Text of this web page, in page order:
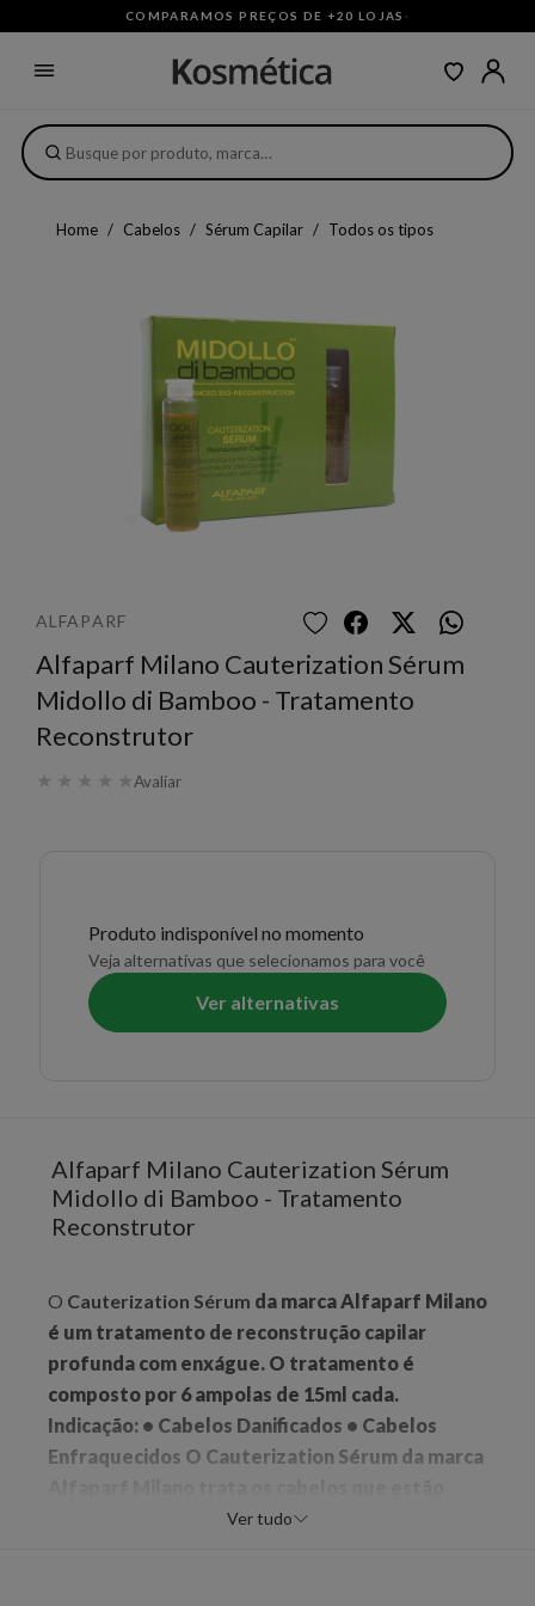
COMPARAMOS PREÇOS DE +20 LOJAS ·
Home Cabelos Sérum Capilar Todos os tipos
ALFAPARF
Alfaparf Milano Cauterization Sérum
Midollo di Bamboo - Tratamento
Reconstrutor
★ ★ ★ ★ ★Avaliar
Produto indisponível no momento
Veja alternativas que selecionamos para você
Ver alternativas
Alfaparf Milano Cauterization Sérum
Midollo di Bamboo - Tratamento
Reconstrutor
O Cauterization Sérum da marcaAlfaparf Milano
é um tratamento de reconstrução capilar
profunda com enxágue. O tratamento é
composto por 6 ampolas de 15ml cada.
Indicação: • Cabelos Danificados • Cabelos
Enfraquecidos O Cauterization Sérum da marca
extremamente danificados e fracos.
Ver tudo